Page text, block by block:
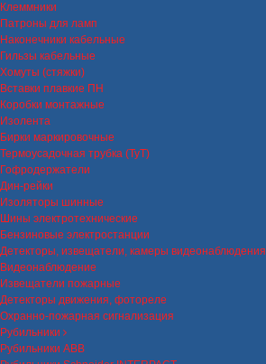
Клеммники
Патроны для ламп
Наконечники кабельные
Гильзы кабельные
Хомуты (стяжки)
Вставки плавкие ПН
Коробки монтажные
Изолента
Бирки маркировочные
Термоусадочная трубка (ТуТ)
Гофродержатели
Дин-рейки
Изоляторы шинные
Шины электротехнические
Бензиновые электростанции
Детекторы, извещатели, камеры видеонаблюдения
Видеонаблюдение
Извещатели пожарные
Детекторы движения, фотореле
Охранно-пожарная сигнализация
Рубильники
Рубильники ABB